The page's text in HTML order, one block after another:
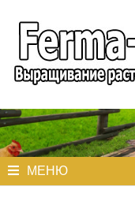
содержимому
МЕНЮ